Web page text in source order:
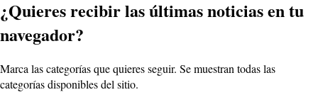
¿Quieres recibir las últimas noticias en tu
navegador?
Marca las categorías que quieres seguir. Se muestran todas las
categorías disponibles del sitio.